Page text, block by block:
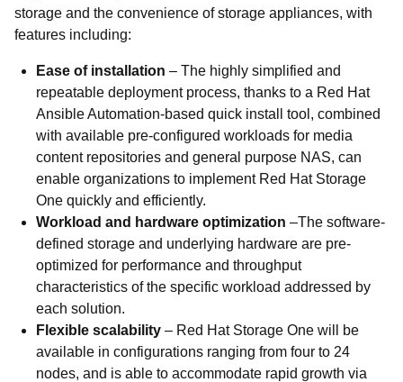
storage and the convenience of storage appliances, with
features including:
Ease of installation – The highly simplified and
repeatable deployment process, thanks to a Red Hat
Ansible Automation-based quick install tool, combined
with available pre-configured workloads for media
content repositories and general purpose NAS, can
enable organizations to implement Red Hat Storage
One quickly and efficiently.
Workload and hardware optimization –The software-
defined storage and underlying hardware are pre-
optimized for performance and throughput
characteristics of the specific workload addressed by
each solution.
Flexible scalability – Red Hat Storage One will be
available in configurations ranging from four to 24
nodes, and is able to accommodate rapid growth via